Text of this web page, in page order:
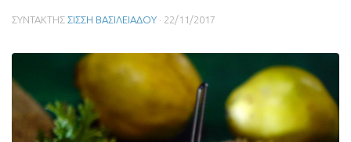
ΣΥΝΤΑΚΤΗΣ ΣΙΣΣΗ ΒΑΣΙΛΕΙΑΔΟΥ · 22/11/2017